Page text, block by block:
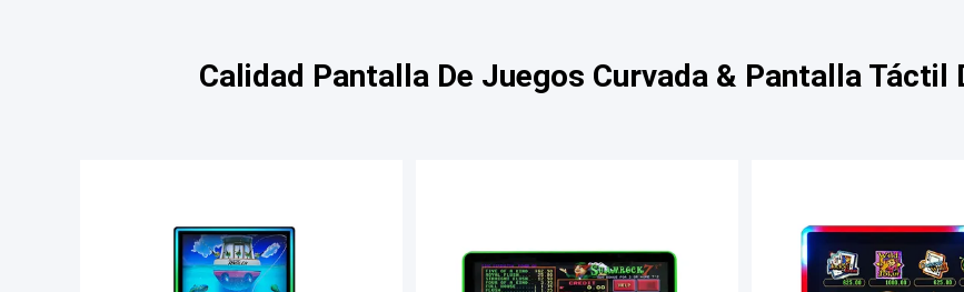
Calidad Pantalla De Juegos Curvada & Pantalla Táctil